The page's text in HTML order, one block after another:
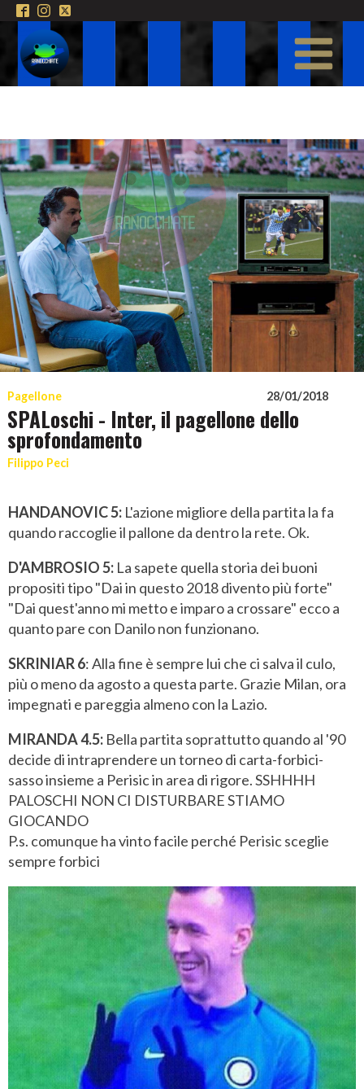
Pagellone 28/01/2018
SPALoschi - Inter, il pagellone dello
sprofondamento
Filippo Peci
HANDANOVIC 5: L'azione migliore della partita la fa
quando raccoglie il pallone da dentro la rete. Ok.
D'AMBROSIO 5: La sapete quella storia dei buoni
propositi tipo "Dai in questo 2018 divento più forte"
"Dai quest'anno mi metto e imparo a crossare" ecco a
quanto pare con Danilo non funzionano.
SKRINIAR 6: Alla fine è sempre lui che ci salva il culo,
più o meno da agosto a questa parte. Grazie Milan, ora
impegnati e pareggia almeno con la Lazio.
MIRANDA 4.5: Bella partita soprattutto quando al '90
decide di intraprendere un torneo di carta-forbici-
sasso insieme a Perisic in area di rigore. SSHHHH
PALOSCHI NON CI DISTURBARE STIAMO
GIOCANDO
P.s. comunque ha vinto facile perché Perisic sceglie
sempre forbici